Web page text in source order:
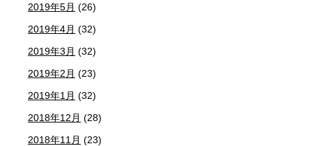
2019年5月 (26)
2019年4月 (32)
2019年3月 (32)
2019年2月 (23)
2019年1月 (32)
2018年12月 (28)
2018年11月 (23)